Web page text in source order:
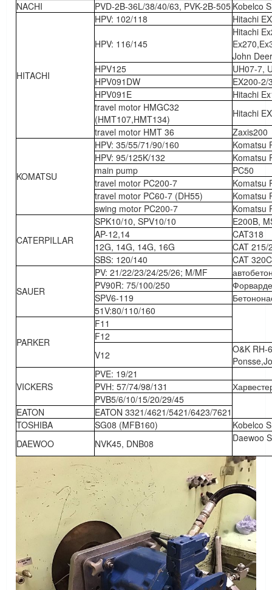
NACHI
PVD-2B-36L/38/40/63, PVK-2B-505 Kobelco
HITACHI
HPV: 102/118 Hitachi
HPV: 116/145
Hitachi
John
HPV125
UH07-7,
HPV091DW
EX200-2/
HPV091E
Hitachi
travel motor HMGC32
(HMT107,HMT134)
Hitachi
travel motor HMT 36
Zaxis200
KOMATSU
HPV: 35/55/71/90/160
Komatsu
HPV: 95/125K/132
Komatsu
main pump
PC50
travel motor PC200-7
Komatsu
travel motor PC60-7 (DH55)
Komatsu
swing motor PC200-7
Komatsu
CATERPILLAR
SPK10/10, SPV10/10
E200B,
AP-12,14
CAT318
12G, 14G, 14G, 16G
CAT 215/
SBS: 120/140
CAT
SAUER
PV: 21/22/23/24/25/26; M/MF
PV90R: 75/100/250
SPV6-119
51V:80/110/160
PARKER
F11
F12
V12
O&K RH-
VICKERS
PVE: 19/21
PVH: 57/74/98/131
PVB5/6/10/15/20/29/45
EATON
EATON 3321/4621/5421/6423/7621
TOSHIBA
SG08 (MFB160)
Kobelco
DAEWOO
NVK45, DNB08 Daewoo